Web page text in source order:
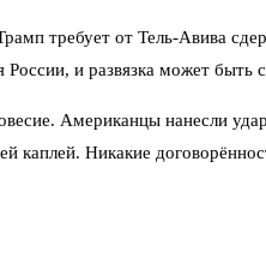
требует от Тель-Авива
и развязка может быть
Американцы нанесли
Никакие